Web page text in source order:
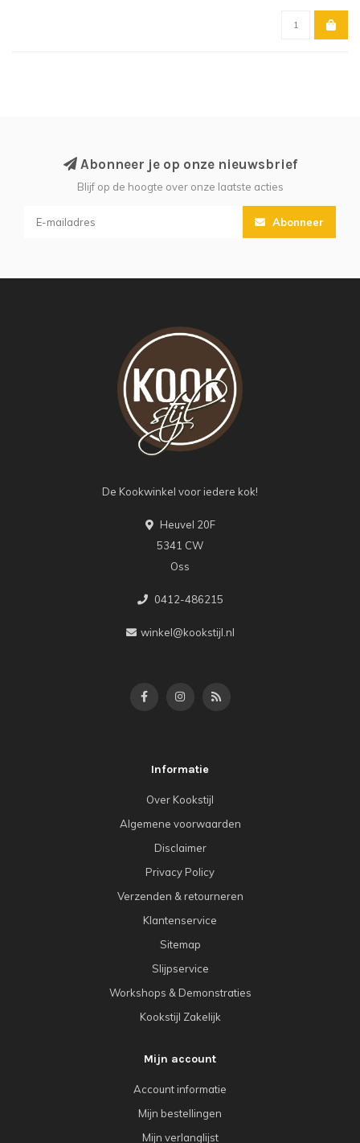
Abonneer je op onze nieuwsbrief
Blijf op de hoogte over onze laatste acties
Abonneer
De Kookwinkel voor iedere kok!
Heuvel 20F
5341 CW
Oss
0412-486215
winkel@kookstijl.nl
Informatie
Over Kookstijl
Algemene voorwaarden
Disclaimer
Privacy Policy
Verzenden & retourneren
Klantenservice
Sitemap
Slijpservice
Workshops & Demonstraties
Kookstijl Zakelijk
Mijn account
Account informatie
Mijn bestellingen
Mijn verlanglijst